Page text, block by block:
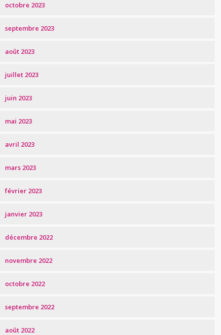
octobre 2023
septembre 2023
août 2023
juillet 2023
juin 2023
mai 2023
avril 2023
mars 2023
février 2023
janvier 2023
décembre 2022
novembre 2022
octobre 2022
septembre 2022
août 2022